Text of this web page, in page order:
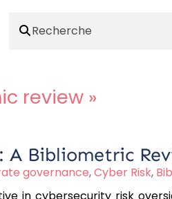
review »
A Bibliometric
governance,Cyber Risk,